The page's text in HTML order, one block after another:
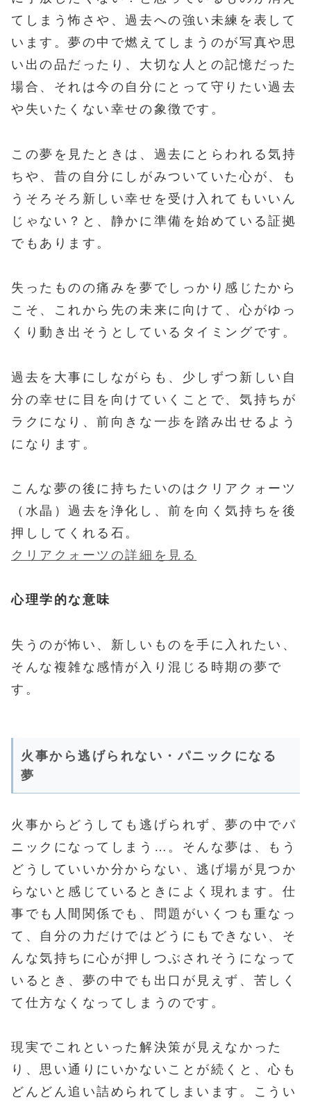
てしまう怖さや、過去への強い未練を表して
います。夢の中で燃えてしまうのが写真や思
い出の品だったり、大切な人との記憶だった
場合、それは今の自分にとって守りたい過去
や失いたくない幸せの象徴です。
この夢を見たときは、過去にとらわれる気持
ちや、昔の自分にしがみついていた心が、も
うそろそろ新しい幸せを受け入れてもいいん
じゃない？と、静かに準備を始めている証拠
でもあります。
失ったものの痛みを夢でしっかり感じたから
こそ、これから先の未来に向けて、心がゆっ
くり動き出そうとしているタイミングです。
過去を大事にしながらも、少しずつ新しい自
分の幸せに目を向けていくことで、気持ちが
ラクになり、前向きな一歩を踏み出せるよう
になります。
こんな夢の後に持ちたいのはクリアクォーツ
（水晶）過去を浄化し、前を向く気持ちを後
押ししてくれる石。
クリアクォーツの詳細を見る
心理学的な意味
失うのが怖い、新しいものを手に入れたい、
そんな複雑な感情が入り混じる時期の夢で
す。
火事から逃げられない・パニックになる
夢
火事からどうしても逃げられず、夢の中でパ
ニックになってしまう…。そんな夢は、もう
どうしていいか分からない、逃げ場が見つか
らないと感じているときによく現れます。仕
事でも人間関係でも、問題がいくつも重なっ
て、自分の力だけではどうにもできない、そ
んな気持ちに心が押しつぶされそうになって
いるとき、夢の中でも出口が見えず、苦しく
て仕方なくなってしまうのです。
現実でこれといった解決策が見えなかった
り、思い通りにいかないことが続くと、心も
どんどん追い詰められてしまいます。こうい